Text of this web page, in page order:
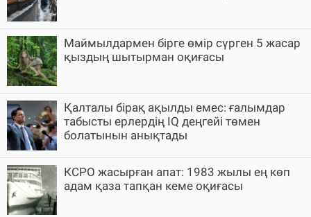
Маймылдармен бірге өмір сүрген 5 жасар
қыздың шытырман оқиғасы
Қалталы бірақ ақылды емес: ғалымдар
табысты ерлердің IQ деңгейі төмен
болатынын анықтады
КСРО жасырған апат: 1983 жылы ең көп
адам қаза тапқан кеме оқиғасы